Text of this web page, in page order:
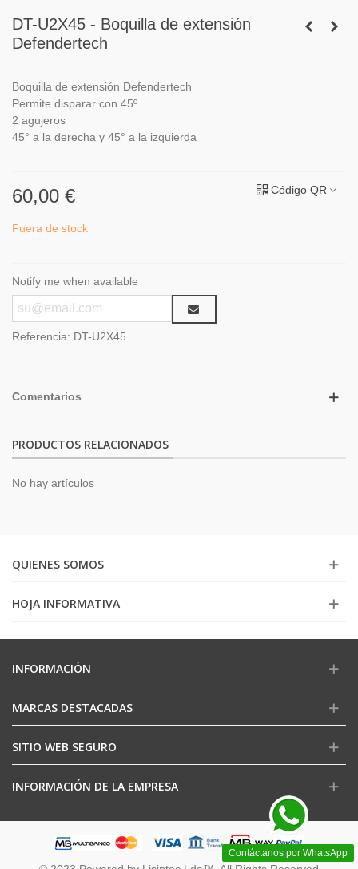
DT-U2X45 - Boquilla de extensión
Defendertech
Boquilla de extensión Defendertech
Permite disparar con 45º
2 agujeros
45° a la derecha y 45° a la izquierda
60,00 € Código QR
Fuera de stock
Notify me when available
Referencia: DT-U2X45
Comentarios
PRODUCTOS RELACIONADOS
No hay artículos
QUIENES SOMOS
HOJA INFORMATIVA
Contáctanos por WhatsApp
INFORMACIÓN
MARCAS DESTACADAS
SITIO WEB SEGURO
INFORMACIÓN DE LA EMPRESA